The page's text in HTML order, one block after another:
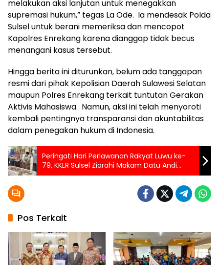
melakukan aksi lanjutan untuk menegakkan
supremasi hukum,” tegas La Ode. Ia mendesak Polda
Sulsel untuk berani memeriksa dan mencopot
Kapolres Enrekang karena dianggap tidak becus
menangani kasus tersebut.
Hingga berita ini diturunkan, belum ada tanggapan
resmi dari pihak Kepolisian Daerah Sulawesi Selatan
maupun Polres Enrekang terkait tuntutan Gerakan
Aktivis Mahasiswa. Namun, aksi ini telah menyoroti
kembali pentingnya transparansi dan akuntabilitas
dalam penegakan hukum di Indonesia.
Peringati Hari Perlawanan Rakyat Luwu ke-
79, KKLR Sulsel Ziarahi Makam Datu Andi
Djemma
Pos Terkait